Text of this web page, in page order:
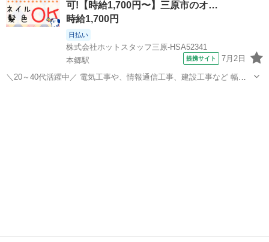
るプロジェクト＞ テナ...可!【時給1,700円〜】三原市のオ…
時給1,700円
日払い
株式会社ホットスタッフ三原-HSA52341
本郷駅
提携サイト 7月2日
＼20～40代活躍中／ 電気工事や、情報通信工事、建設工事など 幅広